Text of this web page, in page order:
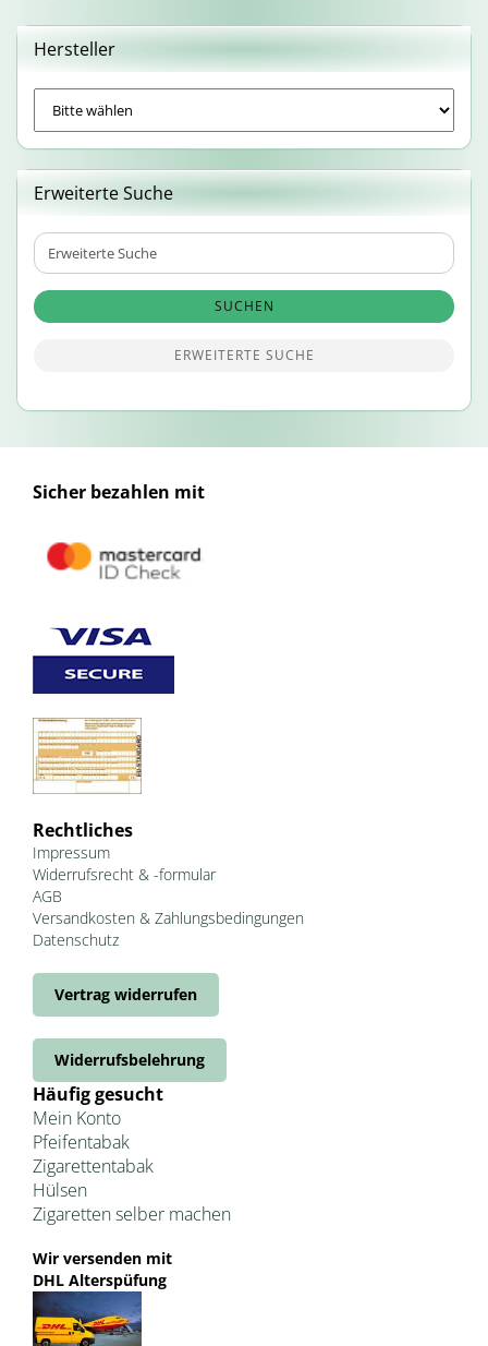
Hersteller
Erweiterte Suche
Erweiterte
Suche
SUCHEN
ERWEITERTE SUCHE
Sicher bezahlen mit
Rechtliches
Impressum
Widerrufsrecht & -formular
AGB
Versandkosten & Zahlungsbedingungen
Datenschutz
Vertrag widerrufen
Widerrufsbelehrung
Häufig gesucht
Mein Konto
Pfeifentabak
Zigarettentabak
Hülsen
Zigaretten selber machen
Wir versenden mit
DHL Alterspüfung